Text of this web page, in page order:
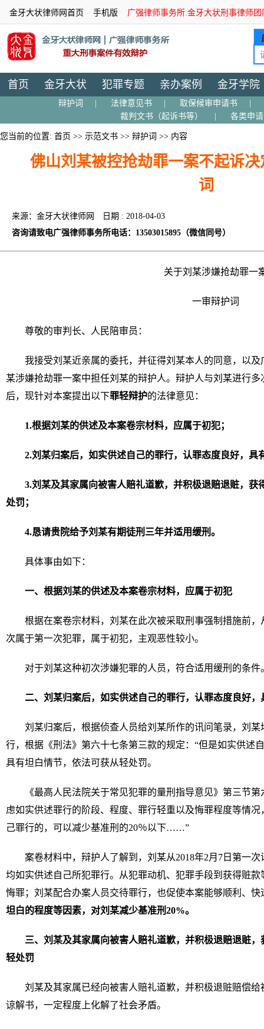
金牙大状律师网首页 手机版 广强律师事务所.金牙大状刑事律师
首页 金牙大状 犯罪专题 亲办案例 金牙学院
辩护词 法律意见书 取保候审申请书
裁判文书（起诉书等）
各类申
您当前的位置: 首页 >> 示范文书 >> 辩护词 >> 内容
佛山刘某被控抢劫罪一案不起诉
词
来源：金牙大状律师网
日期 : 2018-04-03
咨询请致电广强律师事务所电话：13503015895（微信同号）
关于刘某涉嫌抢劫罪一
一审辩护词
尊敬的审判长、人民陪审员：
我接受刘某近亲属的委托，并征得刘某本人的同意，以
某涉嫌抢劫罪一案中担任刘某的辩护人。辩护人与刘某进行
后，现针对本案提出以下罪轻辩护的法律意见：
1.根据刘某的供述及本案卷宗材料，应属于初犯；
2.刘某归案后，如实供述自己的罪行，认罪态度良好，具
3.刘某及其家属向被害人赔礼道歉，并积极退赔退赃，获
处罚；
4.恳请贵院给予刘某有期徒刑三年并适用缓刑。
具体事由如下：
一、 根据刘某的供述及本案卷宗材料，应属于初犯
根据在案卷宗材料，刘某在此次被采取刑事强制措施前
次属于第一次犯罪，属于初犯，主观恶性较小。
对于刘某这种初次涉嫌犯罪的人员，符合适用缓刑的条件
二、刘某归案后，如实供述自己的罪行，认罪态度良好
刘某归案后，根据侦查人员给刘某所作的讯问笔录，刘
行，根据《刑法》第六十七条第三款的规定：“但是如实供述
具有坦白情节，依法可获从轻处罚。
《最高人民法院关于常见犯罪的量刑指导意见》第三节
虑如实供述罪行的阶段、程度、罪行轻重以及悔罪程度等情
己罪行的，可以减少基准刑的20％以下……”
案卷材料中，辩护人了解到，刘某从2018年2月7日第一
均如实供述自己所犯罪行。从犯罪动机、犯罪手段到获得赃
悔罪；刘某配合办案人员交待罪行，也促使本案能够顺利、快
坦白的程度等因素，对刘某减少基准刑 20%。
三、刘某及其家属向被害人赔礼道歉，并积极退赔退赃
轻处罚
刘某及其家属已经向被害人赔礼道歉，并积极退赃赔偿
谅解书，一定程度上化解了社会矛盾。